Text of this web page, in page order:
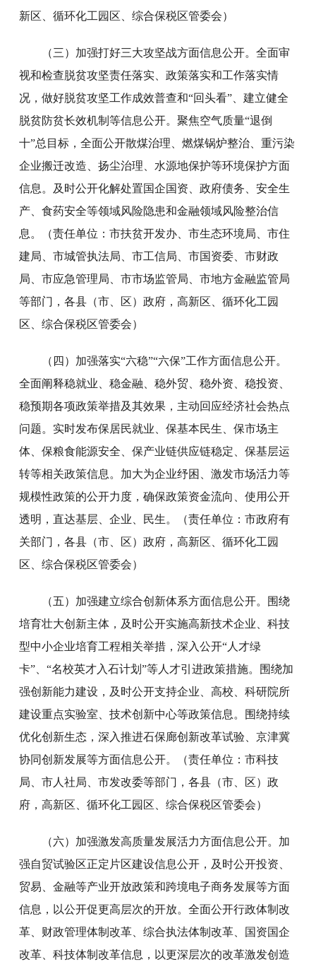
新区、循环化工园区、综合保税区管委会）
（三）加强打好三大攻坚战方面信息公开。全面审
视和检查脱贫攻坚责任落实、政策落实和工作落实情
况，做好脱贫攻坚工作成效普查和“回头看”、建立健全
脱贫防贫长效机制等信息公开。聚焦空气质量“退倒
十”总目标，全面公开散煤治理、燃煤锅炉整治、重污染
企业搬迁改造、扬尘治理、水源地保护等环境保护方面
信息。及时公开化解处置国企国资、政府债务、安全生
产、食药安全等领域风险隐患和金融领域风险整治信
息。（责任单位：市扶贫开发办、市生态环境局、市住
建局、市城管执法局、市工信局、市国资委、市财政
局、市应急管理局、市市场监管局、市地方金融监管局
等部门，各县（市、区）政府，高新区、循环化工园
区、综合保税区管委会）
（四）加强落实“六稳”“六保”工作方面信息公开。
全面阐释稳就业、稳金融、稳外贸、稳外资、稳投资、
稳预期各项政策举措及其效果，主动回应经济社会热点
问题。实时发布保居民就业、保基本民生、保市场主
体、保粮食能源安全、保产业链供应链稳定、保基层运
转等相关政策信息。加大为企业纾困、激发市场活力等
规模性政策的公开力度，确保政策资金流向、使用公开
透明，直达基层、企业、民生。（责任单位：市政府有
关部门，各县（市、区）政府，高新区、循环化工园
区、综合保税区管委会）
（五）加强建立综合创新体系方面信息公开。围绕
培育壮大创新主体，及时公开实施高新技术企业、科技
型中小企业培育工程相关举措，深入公开“人才绿
卡”、“名校英才入石计划”等人才引进政策措施。围绕加
强创新能力建设，及时公开支持企业、高校、科研院所
建设重点实验室、技术创新中心等政策信息。围绕持续
优化创新生态，深入推进石保廊创新改革试验、京津冀
协同创新发展等方面信息公开。（责任单位：市科技
局、市人社局、市发改委等部门，各县（市、区）政
府，高新区、循环化工园区、综合保税区管委会）
（六）加强激发高质量发展活力方面信息公开。加
强自贸试验区正定片区建设信息公开，及时公开投资、
贸易、金融等产业开放政策和跨境电子商务发展等方面
信息，以公开促更高层次的开放。全面公开行政体制改
革、财政管理体制改革、综合执法体制改革、国资国企
改革、科技体制改革信息，以更深层次的改革激发创造